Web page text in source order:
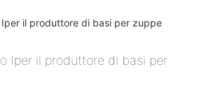
Ⅰper il produttore di basi per